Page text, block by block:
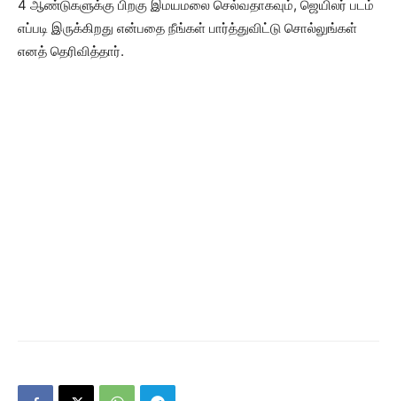
4 ஆண்டுகளுக்கு பிறகு இமயமலை செல்வதாகவும், ஜெயிலர் படம்
எப்படி இருக்கிறது என்பதை நீங்கள் பார்த்துவிட்டு சொல்லுங்கள்
எனத் தெரிவித்தார்.